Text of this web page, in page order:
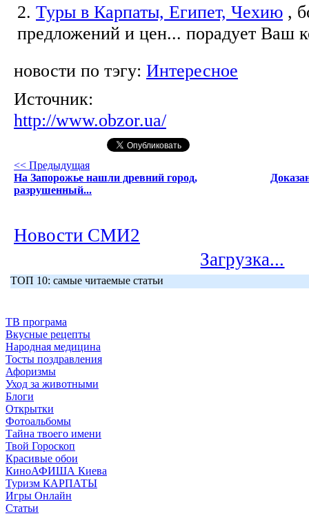
2. Туры в Карпаты, Египет, Чехию ,
предложений и цен... порадует Ваш
новости по тэгу: Интересное
Источник:
http://www.obzor.ua/
<< Предыдущая
На Запорожье нашли древний город,
разрушенный...
Новости СМИ2
Загрузка...
ТОП 10: самые читаемые статьи
ТВ програма
Вкусные рецепты
Народная медицина
Тосты поздравления
Афоризмы
Уход за животными
Блоги
Открытки
Фотоальбомы
Тайна твоего имени
Твой Гороскоп
Красивые обои
КиноАФИША Киева
Туризм КАРПАТЫ
Игры Онлайн
Статьи